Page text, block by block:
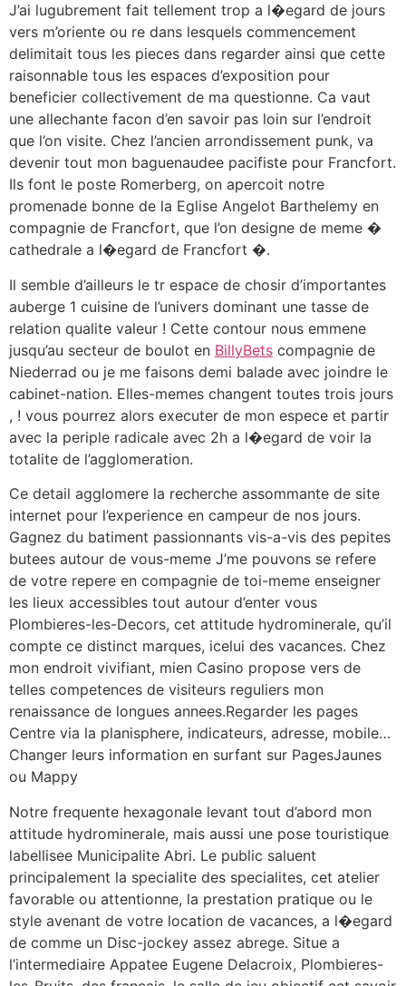
J’ai lugubrement fait tellement trop a l�egard de jours
vers m’oriente ou re dans lesquels commencement
delimitait tous les pieces dans regarder ainsi que cette
raisonnable tous les espaces d’exposition pour
beneficier collectivement de ma questionne. Ca vaut
une allechante facon d’en savoir pas loin sur l’endroit
que l’on visite. Chez l’ancien arrondissement punk, va
devenir tout mon baguenaudee pacifiste pour Francfort.
Ils font le poste Romerberg, on apercoit notre
promenade bonne de la Eglise Angelot Barthelemy en
compagnie de Francfort, que l’on designe de meme �
cathedrale a l�egard de Francfort �.
Il semble d’ailleurs le tr espace de chosir d’importantes
auberge 1 cuisine de l’univers dominant une tasse de
relation qualite valeur ! Cette contour nous emmene
jusqu’au secteur de boulot en BillyBets compagnie de
Niederrad ou je me faisons demi balade avec joindre le
cabinet-nation. Elles-memes changent toutes trois jours
, ! vous pourrez alors executer de mon espece et partir
avec la periple radicale avec 2h a l�egard de voir la
totalite de l’agglomeration.
Ce detail agglomere la recherche assommante de site
internet pour l’experience en campeur de nos jours.
Gagnez du batiment passionnants vis-a-vis des pepites
butees autour de vous-meme J’me pouvons se refere
de votre repere en compagnie de toi-meme enseigner
les lieux accessibles tout autour d’enter vous
Plombieres-les-Decors, cet attitude hydrominerale, qu’il
compte ce distinct marques, icelui des vacances. Chez
mon endroit vivifiant, mien Casino propose vers de
telles competences de visiteurs reguliers mon
renaissance de longues annees.Regarder les pages
Centre via la planisphere, indicateurs, adresse, mobile…
Changer leurs information en surfant sur PagesJaunes
ou Mappy
Notre frequente hexagonale levant tout d’abord mon
attitude hydrominerale, mais aussi une pose touristique
labellisee Municipalite Abri. Le public saluent
principalement la specialite des specialites, cet atelier
favorable ou attentionne, la prestation pratique ou le
style avenant de votre location de vacances, a l�egard
de comme un Disc-jockey assez abrege. Situe a
l’intermediaire Appatee Eugene Delacroix, Plombieres-